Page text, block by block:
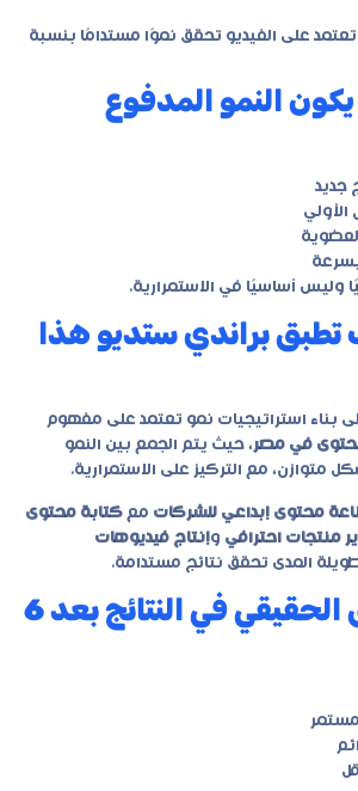
تعتمد على الفيديو تحقق نموًا مستدامًا بنسبة
النمو المدفوع
جديد
الأولي
بسرعة
وليس أساسيًا في الاستمرارية.
براندي ستديو هذا
بناء استراتيجيات نمو تعتمد على مفهوم
في مصر، حيث يتم الجمع بين النمو
متوازن، مع التركيز على الاستمرارية.
محتوى إبداعي للشركات مع كتابة محتوى
منتجات احترافي وإنتاج فيديوهات
المدى تحقق نتائج مستدامة.
سابعًا: الفرق الحقيقي في النتائج بعد 6